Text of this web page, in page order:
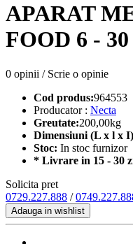
APARAT
FOOD 6 - 30
0 opinii / Scrie o opinie
Cod produs:964553
Producator : Necta
Greutate:200,00kg
Dimensiuni (L x l x
Stoc: In stoc furnizor
* Livrare in 15 - 30
Solicita pret
0729.227.888 /
Adauga in wishlist